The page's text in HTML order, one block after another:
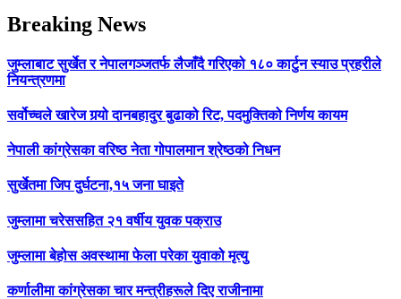
Breaking News
जुम्लाबाट सुर्खेत र नेपालगञ्जतर्फ लैजाँदै गरिएको १८० कार्टुन स्याउ प्रहरीले
नियन्त्रणमा
सर्वोच्चले खारेज गर्‍यो दानबहादुर बुढाको रिट, पदमुक्तिको निर्णय कायम
नेपाली कांग्रेसका वरिष्ठ नेता गोपालमान श्रेष्ठको निधन
सुर्खेतमा जिप दुर्घटना,१५ जना घाइते
जुम्लामा चरेससहित २१ वर्षीय युवक पक्राउ
जुम्लामा बेहोस अवस्थामा फेला परेका युवाको मृत्यु
कर्णालीमा कांग्रेसका चार मन्त्रीहरूले दिए राजीनामा